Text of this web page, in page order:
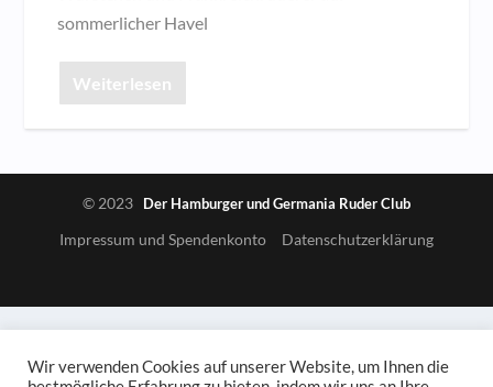
sommerlicher Havel
Weiterlesen
© 2023 Der Hamburger und Germania Ruder Club
Impressum und Spendenkonto Datenschutzerklärung
Wir verwenden Cookies auf unserer Website, um Ihnen die